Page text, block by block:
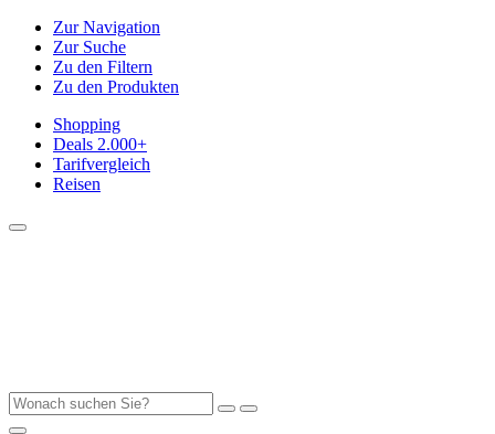
Zur Navigation
Zur Suche
Zu den Filtern
Zu den Produkten
Shopping
Deals 2.000+
Tarifvergleich
Reisen